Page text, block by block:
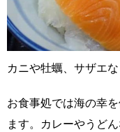
カニや牡蠣、サザエ
お食事処では海の幸
ます。カレーやうど